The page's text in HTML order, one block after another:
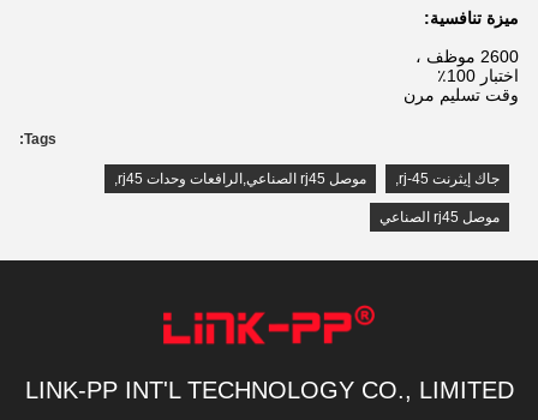
ميزة تنافسية:
2600 موظف ،
اختبار 100٪
وقت تسليم مرن
Tags:
جاك إيثرنت rj-45 , موصل rj45 الصناعي,الرافعات وحدات rj45 ,
موصل rj45 الصناعي
LINK-PP INT'L TECHNOLOGY CO., LIMITED